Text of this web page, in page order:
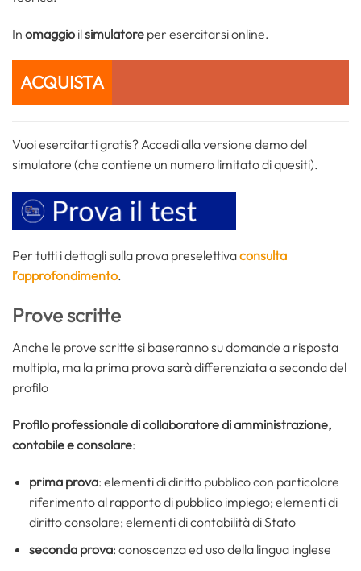
In omaggio ilsimulatore per esercitarsi online.
ACQUISTA
Vuoi esercitarti gratis? Accedi alla versione demo del
simulatore (che contiene un numero limitato di quesiti).
Per tutti i dettagli sulla prova preselettivaconsulta
l’approfondimento.
Prove scritte
Anche le prove scritte si baseranno su domande a risposta
multipla, ma la prima prova sarà differenziata a seconda del
profilo
Profilo professionale di collaboratore di amministrazione,
contabile e consolare:
prima prova: elementi di diritto pubblico con particolare
riferimento al rapporto di pubblico impiego; elementi di
diritto consolare; elementi di contabilità di Stato
seconda prova: conoscenza ed uso della lingua inglese